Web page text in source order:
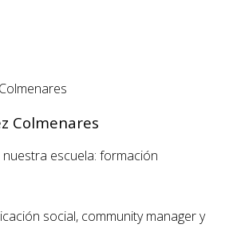
Colmenares
escuela: formación
social, community manager y